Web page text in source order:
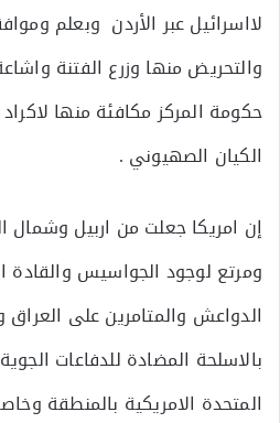
لااسرائيل عبر الأردن وبعلم
والتحريض منها وزرع الفتنة
حكومة المركز مكافئة منها
الكيان الصهيوني .
إن امريكا جعلت من اربيل وشمال
ومرتع لوجود الجواسيس والقادة
الدواعش والمتامرين على
بالاسلحة المضادة للدفاعات
المتحدة الامريكية بالمنطقة